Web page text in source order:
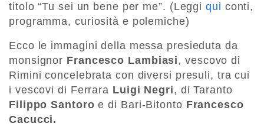
titolo “Tu sei un bene per me”. (Leggiqui conti,
programma, curiosità e polemiche)
Ecco le immagini della messa presieduta da
monsignor Francesco Lambiasi, vescovo di
Rimini concelebrata con diversi presuli, tra cui
i vescovi di Ferrara Luigi Negri, di Taranto
Filippo Santoro e di Bari-Bitonto Francesco
Cacucci.